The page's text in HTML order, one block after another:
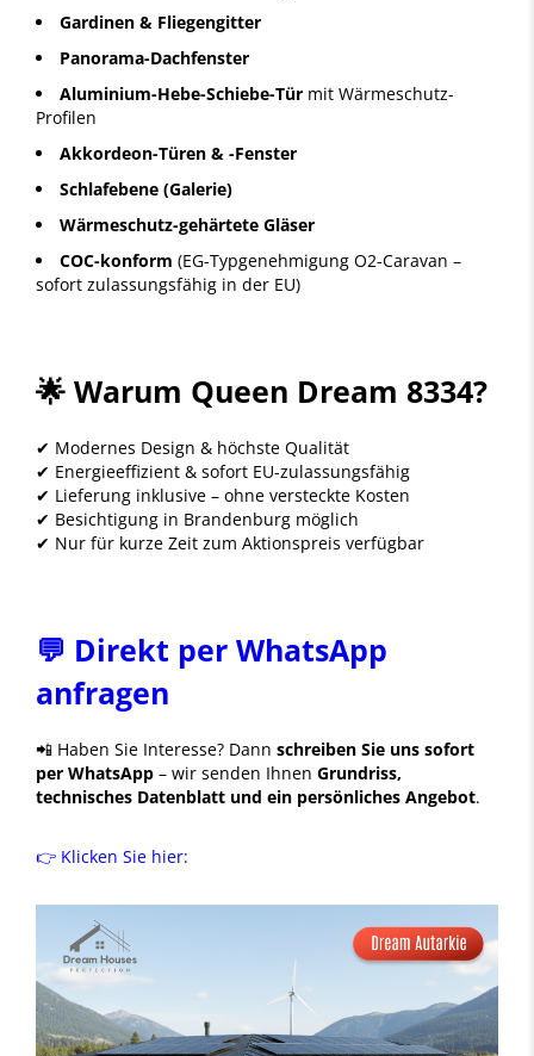
Gardinen & Fliegengitter
Panorama-Dachfenster
Aluminium-Hebe-Schiebe-Tür mit Wärmeschutz-
Profilen
Akkordeon-Türen & -Fenster
Schlafebene (Galerie)
Wärmeschutz-gehärtete Gläser
COC-konform (EG-Typgenehmigung O2-Caravan –
sofort zulassungsfähig in der EU)
🌟 Warum Queen Dream 8334?
✔ Modernes Design & höchste Qualität
✔ Energieeffizient & sofort EU-zulassungsfähig
✔ Lieferung inklusive – ohne versteckte Kosten
✔ Besichtigung in Brandenburg möglich
✔ Nur für kurze Zeit zum Aktionspreis verfügbar
💬 Direkt per WhatsApp
anfragen
📲 Haben Sie Interesse? Dann schreiben Sie uns sofort
per WhatsApp – wir senden Ihnen Grundriss,
technisches Datenblatt und ein persönliches Angebot.
👉 Klicken Sie hier: